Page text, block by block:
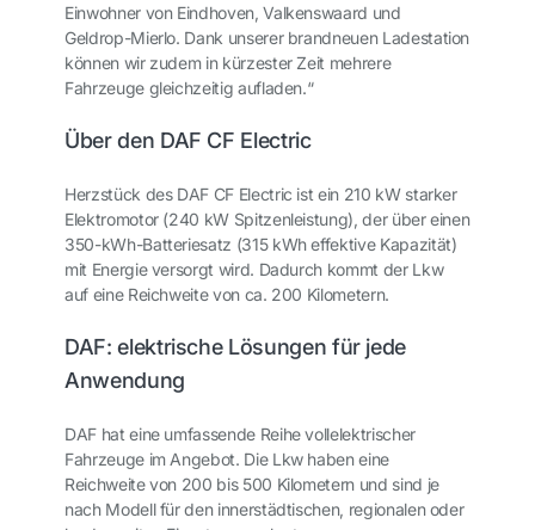
Einwohner von Eindhoven, Valkenswaard und
Geldrop-Mierlo. Dank unserer brandneuen Ladestation
können wir zudem in kürzester Zeit mehrere
Fahrzeuge gleichzeitig aufladen.“
Über den DAF CF Electric
Herzstück des DAF CF Electric ist ein 210 kW starker
Elektromotor (240 kW Spitzenleistung), der über einen
350-kWh-Batteriesatz (315 kWh effektive Kapazität)
mit Energie versorgt wird. Dadurch kommt der Lkw
auf eine Reichweite von ca. 200 Kilometern.
DAF: elektrische Lösungen für jede
Anwendung
DAF hat eine umfassende Reihe vollelektrischer
Fahrzeuge im Angebot. Die Lkw haben eine
Reichweite von 200 bis 500 Kilometern und sind je
nach Modell für den innerstädtischen, regionalen oder